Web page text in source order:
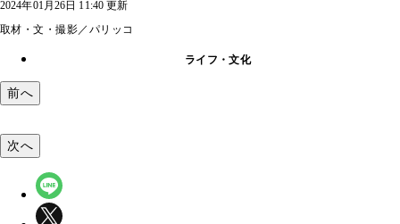
2024年01月26日 11:40 更新
取材・文・撮影／パリッコ
ライフ・文化
前へ
次へ